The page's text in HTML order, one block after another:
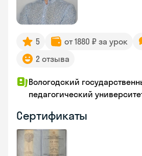
5 от 1880 ₽ за урок
2 отзыва
Вологодский
педагогический
Сертификаты